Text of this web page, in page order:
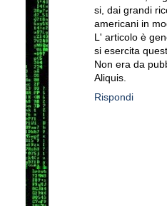
si, dai grandi
americani in
L' articolo è
si esercita
Non era da
Aliquis.
Rispondi